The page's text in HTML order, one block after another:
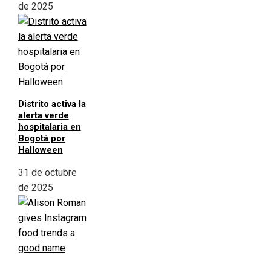
de 2025
Distrito activa la
alerta verde
hospitalaria en
Bogotá por
Halloween
31 de octubre
de 2025